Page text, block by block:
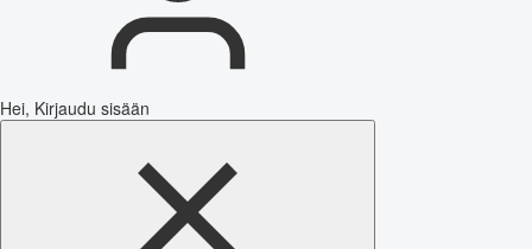
Hei, Kirjaudu sisään